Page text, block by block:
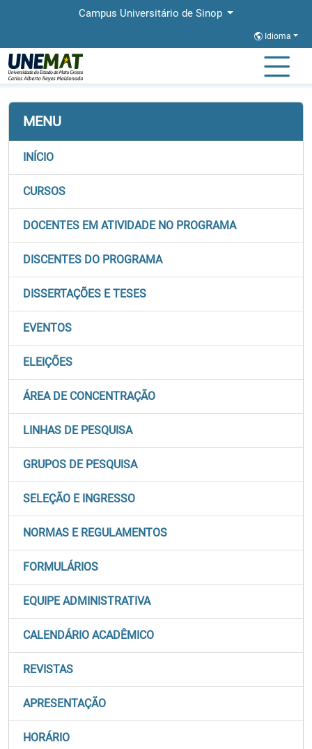
Campus Universitário de Sinop
Idioma
Página Inicial PROFLETRAS
MENU
INÍCIO
CURSOS
DOCENTES EM ATIVIDADE NO PROGRAMA
DISCENTES DO PROGRAMA
DISSERTAÇÕES E TESES
EVENTOS
ELEIÇÕES
ÁREA DE CONCENTRAÇÃO
LINHAS DE PESQUISA
GRUPOS DE PESQUISA
SELEÇÃO E INGRESSO
NORMAS E REGULAMENTOS
FORMULÁRIOS
EQUIPE ADMINISTRATIVA
CALENDÁRIO ACADÊMICO
REVISTAS
APRESENTAÇÃO
HORÁRIO